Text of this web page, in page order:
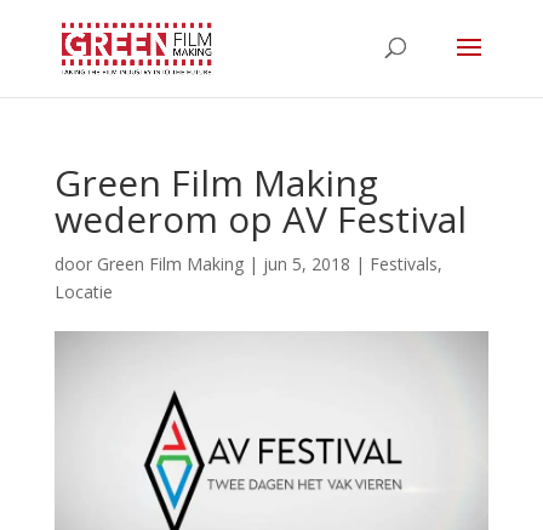
Green Film Making
wederom op AV Festival
door Green Film Making| jun 5, 2018 | Festivals,
Locatie